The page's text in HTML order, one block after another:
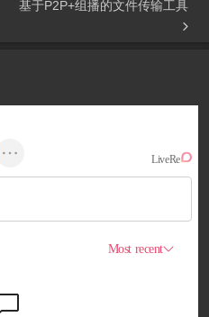
基于P2P+组播的文件传输工具